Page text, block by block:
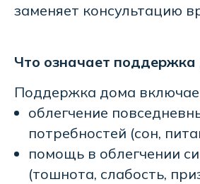
заменяет консультацию
Что означает поддержка
Поддержка дома
облегчение
потребностей (сон,
помощь в облегчении
(тошнота, слабость,